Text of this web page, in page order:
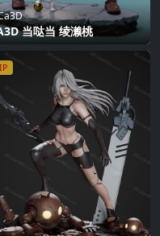
当哒当 绫濑桃